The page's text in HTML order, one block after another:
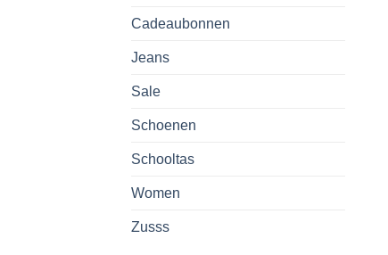
Cadeaubonnen
Jeans
Sale
Schoenen
Schooltas
Women
Zusss